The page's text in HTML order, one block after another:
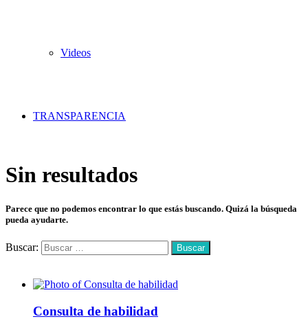
Videos
TRANSPARENCIA
Sin resultados
Parece que no podemos encontrar lo que estás buscando. Quizá la búsqueda
pueda ayudarte.
Buscar:
Consulta de habilidad